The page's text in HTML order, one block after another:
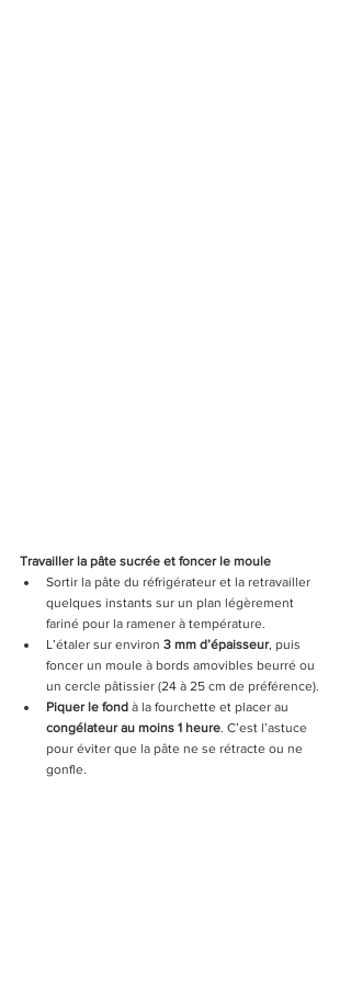
Travailler la pâte sucrée et foncer le moule
Sortir la pâte du réfrigérateur et la retravailler
quelques instants sur un plan légèrement
fariné pour la ramener à température.
L’étaler sur environ 3 mm d’épaisseur, puis
foncer un moule à bords amovibles beurré ou
un cercle pâtissier (24 à 25 cm de préférence).
Piquer le fond à la fourchette et placer au
congélateur au moins 1 heure. C’est l’astuce
pour éviter que la pâte ne se rétracte ou ne
gonfle.